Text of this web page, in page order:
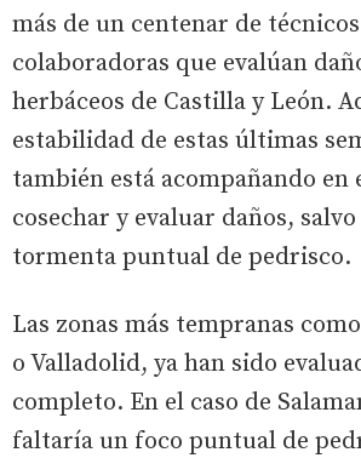
más de un centenar de
colaboradoras que evalúan
herbáceos de Castilla y León.
estabilidad de estas últimas
también está acompañando en
cosechar y evaluar daños,
tormenta puntual de pedrisco.
Las zonas más tempranas
o Valladolid, ya han sido
completo. En el caso de
faltaría un foco puntual de